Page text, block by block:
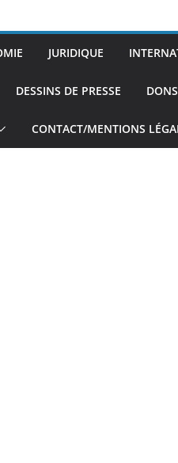
JURIDIQUE
DESSINS DE PRESSE DONS
CONTACT/MENTIONS